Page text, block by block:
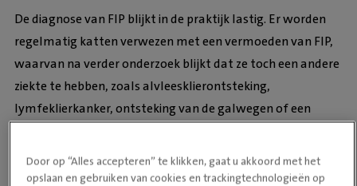
De diagnose van FIP blijkt in de praktijk lastig. Er worden
regelmatig katten verwezen met een vermoeden van FIP,
waarvan na verder onderzoek blijkt dat ze toch een andere
ziekte te hebben, zoals alvleesklierontsteking,
lymfeklierkanker, ontsteking van de galwegen of een
zouden krijgen, zijn ze daarmee niet geholpen. Het is
belangrijk om GS-441524 uitsluitend in te zetten bij bewezen
Door op “Alles accepteren” te klikken, gaat u akkoord met het
opslaan en gebruiken van cookies en trackingtechnologieën op